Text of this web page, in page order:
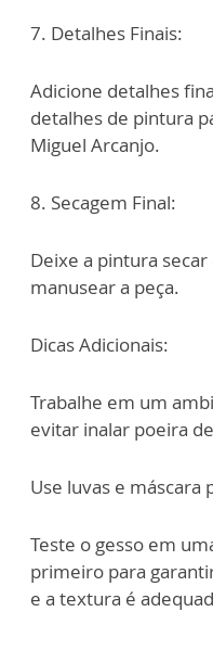
7. Detalhes Finais:
Adicione detalhes
detalhes de pintura
Miguel Arcanjo.
8. Secagem Final:
Deixe a pintura
manusear a peça.
Dicas Adicionais:
Trabalhe em um
evitar inalar poeira
Use luvas e máscara
Teste o gesso em
primeiro para
e a textura é